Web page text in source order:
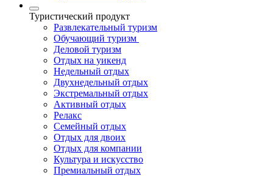
Туристический продукт
Развлекательный туризм
Обучающий туризм
Деловой туризм
Отдых на уикенд
Недельный отдых
Двухнедельный отдых
Экстремальный отдых
Активный отдых
Релакс
Семейный отдых
Отдых для двоих
Отдых для компании
Культура и искусство
Премиальный отдых